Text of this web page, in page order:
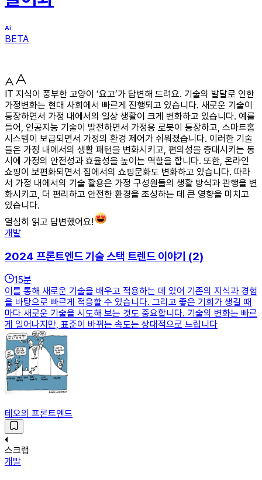
BETA
IT 지식이 풍부한 고양이 ‘요고’가 답변해 드려요. 기술의 발달로 인한
가정변화는 현대 사회에서 빠르게 진행되고 있습니다. 새로운 기술이
등장하면서 가정 내에서의 일상 생활이 크게 변화하고 있습니다. 예를
들어, 인공지능 기술이 발전하면서 가정용 로봇이 등장하고, 스마트홈
시스템이 보급되면서 가정의 환경 제어가 쉬워졌습니다. 이러한 기술
들은 가정 내에서의 생활 패턴을 변화시키고, 편의성을 증대시키는 동
시에 가정의 안전성과 효율성을 높이는 역할을 합니다. 또한, 온라인
쇼핑이 보편화되면서 집에서의 쇼핑문화도 변화하고 있습니다. 따라
서 가정 내에서의 기술 활용은 가정 구성원들의 생활 방식과 관행을 변
화시키고, 더 편리하고 안전한 환경을 조성하는 데 큰 영향을 미치고
있습니다.
열심히 읽고 답변했어요!
개발
2024 프론트엔드 기술 스택 트렌드 이야기 (2)
15분
이를 통해 새로운 기술을 배우고 적용하는 데 있어 기존의 지식과 경험
을 바탕으로 빠르게 적응할 수 있습니다. 그리고 좋은 기회가 생길 때
마다 새로운 기술을 시도해 보는 것도 중요합니다. 기술의 변화는 빠르
게 일어나지만, 표준이 바뀌는 속도는 상대적으로 느립니다
테오의 프론트엔드
스크랩
개발